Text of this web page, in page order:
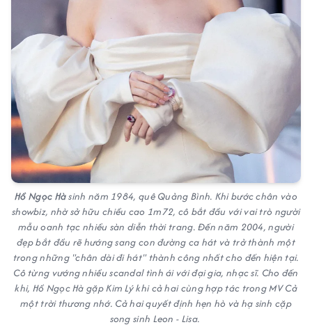
Hồ Ngọc Hàsinh năm 1984, quê Quảng Bình. Khi bước chân vào
showbiz, nhờ sở hữu chiều cao 1m72, cô bắt đầu với vai trò người
mẫu oanh tạc nhiều sàn diễn thời trang. Đến năm 2004, người
đẹp bắt đầu rẽ hướng sang con đường ca hát và trở thành một
trong những "chân dài đi hát" thành công nhất cho đến hiện tại.
Cô từng vướng nhiều scandal tình ái với đại gia, nhạc sĩ. Cho đến
khi, Hồ Ngọc Hà gặp Kim Lý khi cả hai cùng hợp tác trong MV Cả
một trời thương nhớ. Cả hai quyết định hẹn hò và hạ sinh cặp
song sinh Leon - Lisa.